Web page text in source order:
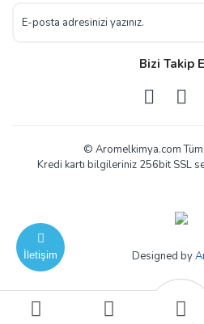
İletişim
Bizi Takip
© Aromelkimya.com Tüm
Kredi kartı bilgileriniz 256bit SSL
Designed by